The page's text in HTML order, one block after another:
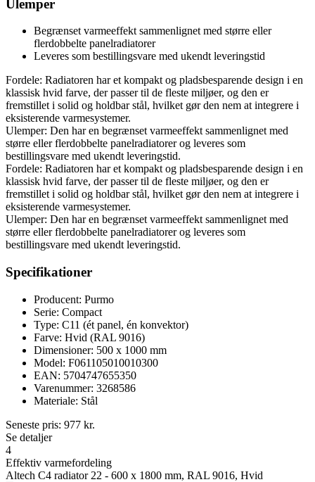
Ulemper
Begrænset varmeeffekt sammenlignet med større eller
flerdobbelte panelradiatorer
Leveres som bestillingsvare med ukendt leveringstid
Fordele: Radiatoren har et kompakt og pladsbesparende design i en
klassisk hvid farve, der passer til de fleste miljøer, og den er
fremstillet i solid og holdbar stål, hvilket gør den nem at integrere i
eksisterende varmesystemer.
Ulemper: Den har en begrænset varmeeffekt sammenlignet med
større eller flerdobbelte panelradiatorer og leveres som
bestillingsvare med ukendt leveringstid.
Fordele: Radiatoren har et kompakt og pladsbesparende design i en
klassisk hvid farve, der passer til de fleste miljøer, og den er
fremstillet i solid og holdbar stål, hvilket gør den nem at integrere i
eksisterende varmesystemer.
Ulemper: Den har en begrænset varmeeffekt sammenlignet med
større eller flerdobbelte panelradiatorer og leveres som
bestillingsvare med ukendt leveringstid.
Specifikationer
Producent: Purmo
Serie: Compact
Type: C11 (ét panel, én konvektor)
Farve: Hvid (RAL 9016)
Dimensioner: 500 x 1000 mm
Model: F061105010010300
EAN: 5704747655350
Varenummer: 3268586
Materiale: Stål
Seneste pris: 977 kr.
Se detaljer
4
Effektiv varmefordeling
Altech C4 radiator 22 - 600 x 1800 mm, RAL 9016, Hvid